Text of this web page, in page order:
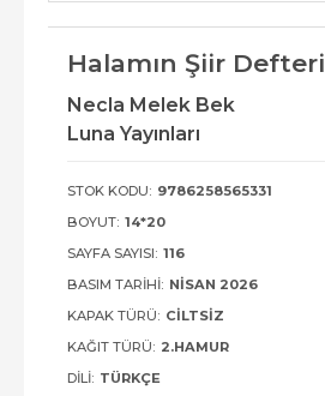
Halamın Şiir Defteri
Necla Melek Bek
Luna Yayınları
STOK KODU: 9786258565331
BOYUT: 14*20
SAYFA SAYISI: 116
BASIM TARIHI: NISAN 2026
KAPAK TÜRÜ: CILTSIZ
KAĞIT TÜRÜ: 2.HAMUR
DILI: TÜRKÇE